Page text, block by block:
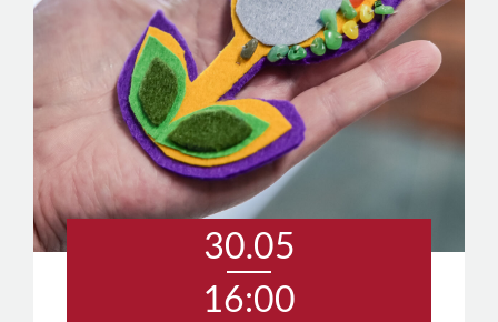
30.05
16:00